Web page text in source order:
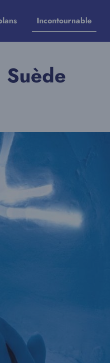
Incontournable